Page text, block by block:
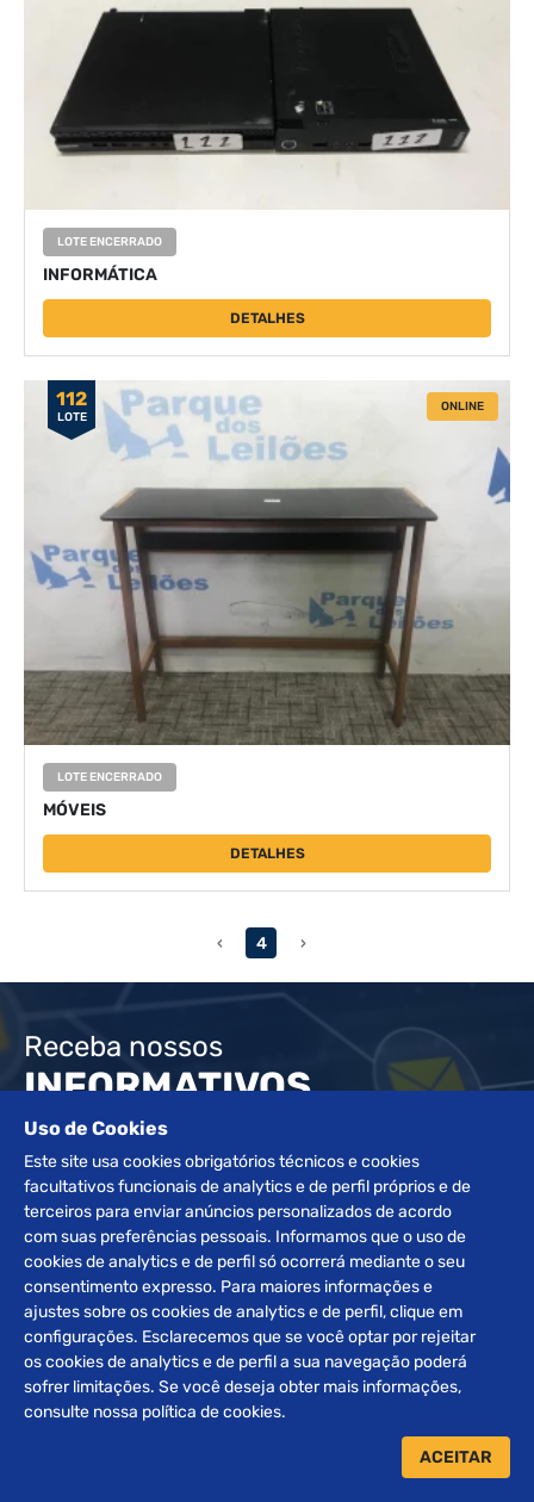
LOTE ENCERRADO
INFORMÁTICA
DETALHES
112
LOTE
ONLINE
LOTE ENCERRADO
MÓVEIS
DETALHES
‹ 4 ›
Receba nossos
INFORMATIVOS
Desde 1972 atuando e buscando sempre a excelência no
segmento de leilões, a família Braggio orgulha-se de ser
referência e uma organização de grande destaque no setor.
Uso de Cookies
Este site usa cookies obrigatórios técnicos e cookies
facultativos funcionais de analytics e de perfil próprios e de
terceiros para enviar anúncios personalizados de acordo
com suas preferências pessoais. Informamos que o uso de
cookies de analytics e de perfil só ocorrerá mediante o seu
consentimento expresso. Para maiores informações e
ajustes sobre os cookies de analytics e de perfil, clique em
configurações. Esclarecemos que se você optar por rejeitar
os cookies de analytics e de perfil a sua navegação poderá
sofrer limitações. Se você deseja obter mais informações,
consulte nossa política de cookies.
ACEITAR